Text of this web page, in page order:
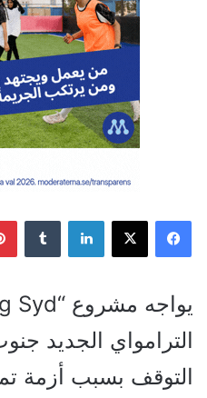
فيسبوك لينكدإن
الترامواي الجديد
التوقف بسبب أزمة